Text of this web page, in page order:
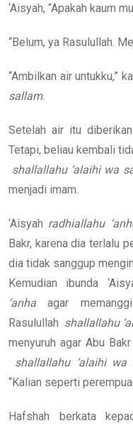
‘Aisyah, “Apakah kaum
“Belum, ya Rasulullah.
“Ambilkan air untukku,”
sallam.
Setelah air itu
Tetapi, beliau kembali
shallallahu ‘alaihi wa
menjadi imam.
‘Aisyah radhiallahu
Bakr, karena dia terlalu
dia tidak sanggup
Kemudian ibunda
‘anha agar
Rasulullah shallallahu
menyuruh agar Abu
shallallahu ‘alaihi wa
“Kalian seperti
Hafshah berkata